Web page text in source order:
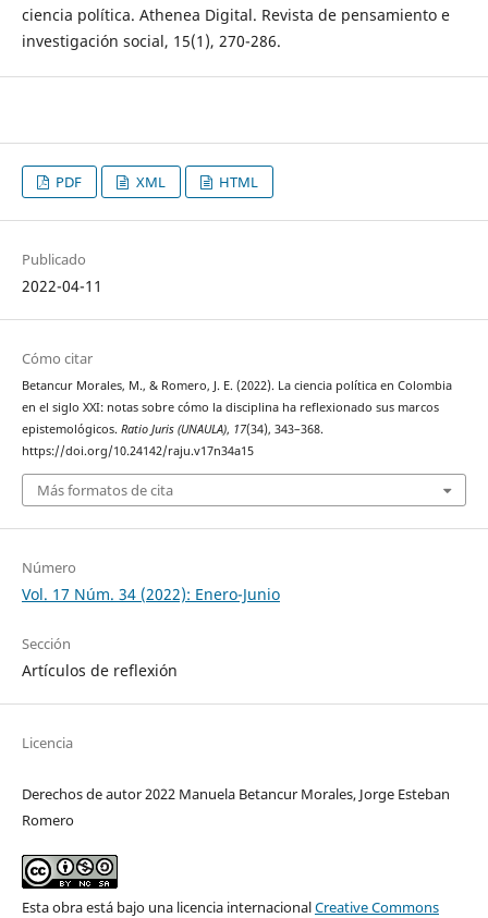
ciencia política. Athenea Digital. Revista de pensamiento e
investigación social, 15(1), 270-286.
PDF XML HTML
Publicado
2022-04-11
Cómo citar
Betancur Morales, M., & Romero, J. E. (2022). La ciencia política en Colombia
en el siglo XXI: notas sobre cómo la disciplina ha reflexionado sus marcos
epistemológicos. Ratio Juris (UNAULA), 17(34), 343–368.
https://doi.org/10.24142/raju.v17n34a15
Más formatos de cita
Número
Vol. 17 Núm. 34 (2022): Enero-Junio
Sección
Artículos de reflexión
Licencia
Derechos de autor 2022 Manuela Betancur Morales, Jorge Esteban
Romero
Esta obra está bajo una licencia internacionalCreative Commons